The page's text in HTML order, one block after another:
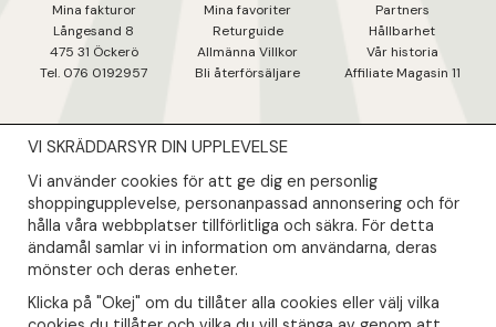
Mina fakturor
Långesand 8
475 31 Öckerö
Tel. 076 0192957
Mina favoriter
Returguide
Allmänna Villkor
Bli återförsäljare
Partners
Hållbarhet
Vår historia
Affiliate Magasin 11
NYHETSBREV
Såklart skall du ta del av våra bästa erbjudanden & nyheter!
Din mail kommer endast användas till våra nyhetsbrev.
VI SKRÄDDARSYR DIN UPPLEVELSE
Vi använder cookies för att ge dig en personlig
shoppingupplevelse, personanpassad annonsering och för
hålla våra webbplatser tillförlitliga och säkra. För detta
ändamål samlar vi in information om användarna, deras
mönster och deras enheter.
Klicka på "Okej" om du tillåter alla cookies eller välj vilka